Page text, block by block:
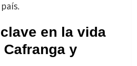
en la vida
y